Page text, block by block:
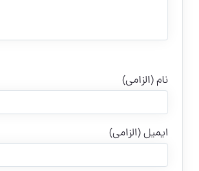
نام (الزامی)
ایمیل (الزامی)